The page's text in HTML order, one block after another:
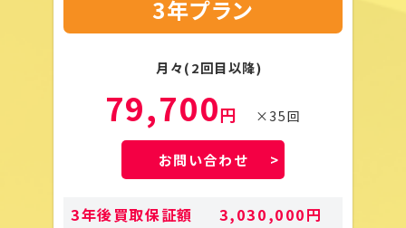
3年プラン
月々(2回目以降)
79,700円 ×35回
お問い合わせ
3年後買取保証額 3,030,000円